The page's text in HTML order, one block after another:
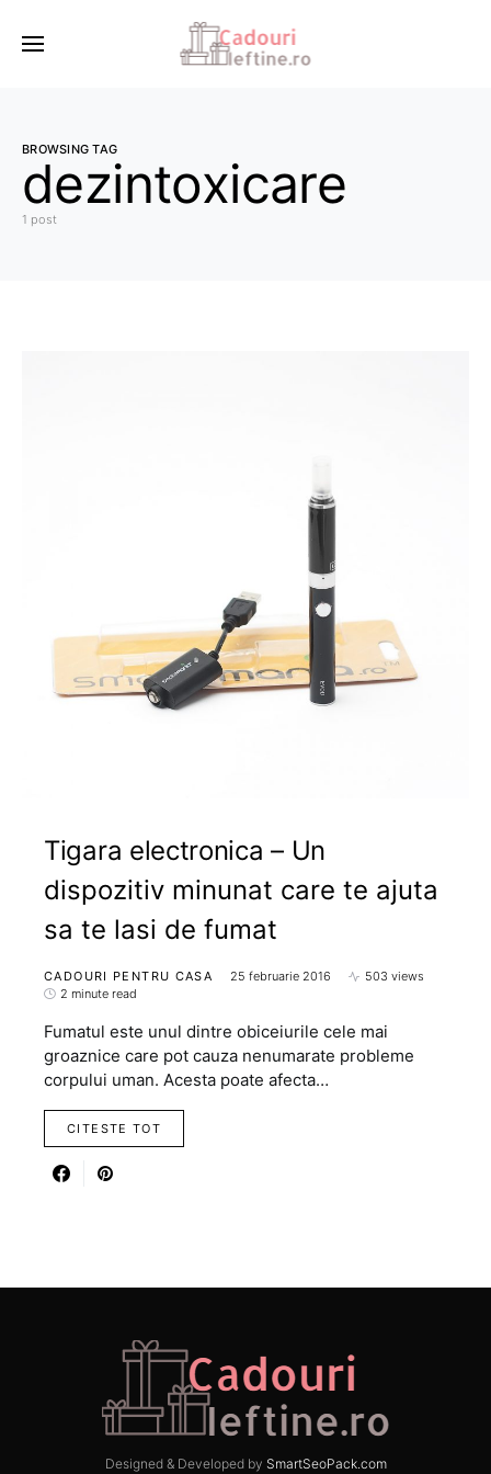
BROWSING TAG
dezintoxicare
1 post
Tigara electronica – Un
dispozitiv minunat care te ajuta
sa te lasi de fumat
CADOURI PENTRU CASA 25 februarie 2016
503 views
2 minute read
Fumatul este unul dintre obiceiurile cele mai
groaznice care pot cauza nenumarate probleme
corpului uman. Acesta poate afecta…
CITESTE TOT
Designed & Developed by SmartSeoPack.com